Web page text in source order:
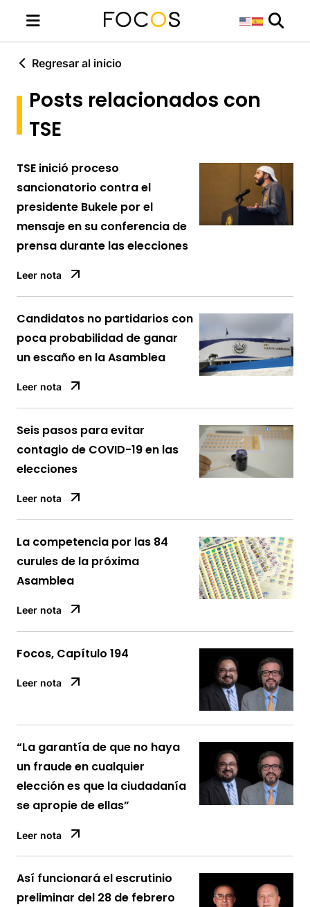
Regresar al inicio
Posts relacionados con
TSE
TSE inició proceso
sancionatorio contra el
presidente Bukele por el
mensaje en su conferencia de
prensa durante las elecciones
Leer nota
Candidatos no partidarios con
poca probabilidad de ganar
un escaño en la Asamblea
Leer nota
Seis pasos para evitar
contagio de COVID-19 en las
elecciones
Leer nota
La competencia por las 84
curules de la próxima
Asamblea
Leer nota
Focos, Capítulo 194
Leer nota
“La garantía de que no haya
un fraude en cualquier
elección es que la ciudadanía
se apropie de ellas”
Leer nota
Así funcionará el escrutinio
preliminar del 28 de febrero